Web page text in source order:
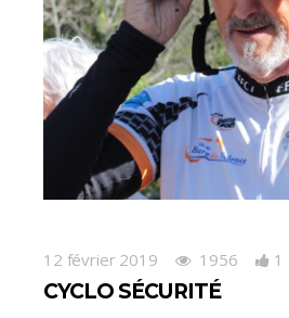
12 février 2019 1956 1
CYCLO SÉCURITÉ